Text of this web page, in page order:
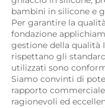
bambini in silicone e
Per garantire la
fondazione
gestione della qualità
rispettano gli
utilizzati sono
Siamo convinti di
rapporto
ragionevoli ed